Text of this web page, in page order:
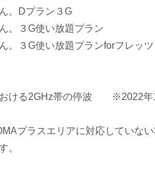
。Dプラン３G
。３G使い放題プラン
。３G使い放題プランforフレッツ
ける2GHz帯の停波 ※2022年
プラスエリアに対応していな
。